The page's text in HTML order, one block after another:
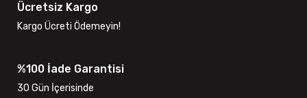
Ücretsiz Kargo
Kargo Ücreti Ödemeyin!
%100 İade Garantisi
30 Gün İçerisinde